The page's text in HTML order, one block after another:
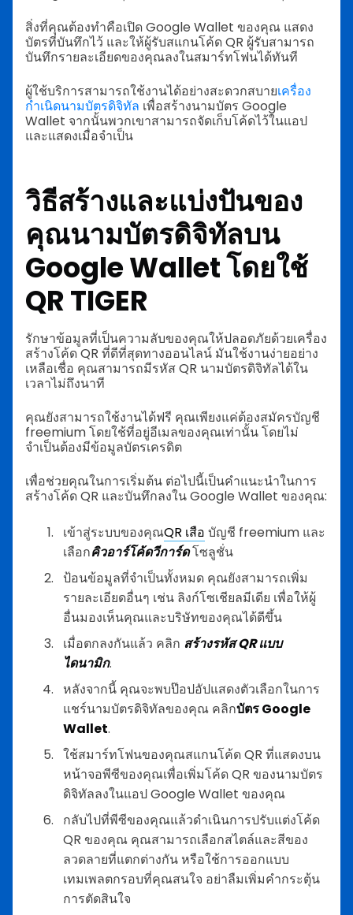
สิ่งที่คุณต้องทำคือเปิด Google Wallet ของคุณ แสดง
บัตรที่บันทึกไว้ และให้ผู้รับสแกนโค้ด QR ผู้รับสามารถ
บันทึกรายละเอียดของคุณลงในสมาร์ทโฟนได้ทันที
ผู้ใช้บริการสามารถใช้งานได้อย่างสะดวกสบายเครื่อง
กำเนิดนามบัตรดิจิทัล เพื่อสร้างนามบัตร Google
Wallet จากนั้นพวกเขาสามารถจัดเก็บโค้ดไว้ในแอป
และแสดงเมื่อจำเป็น
วิธีสร้างและแบ่งปันของ
คุณนามบัตรดิจิทัลบน
Google Walletโดยใช้
QR TIGER
รักษาข้อมูลที่เป็นความลับของคุณให้ปลอดภัยด้วยเครื่อง
สร้างโค้ด QR ที่ดีที่สุดทางออนไลน์ มันใช้งานง่ายอย่าง
เหลือเชื่อ คุณสามารถมีรหัส QR นามบัตรดิจิทัลได้ใน
เวลาไม่ถึงนาที
คุณยังสามารถใช้งานได้ฟรี คุณเพียงแค่ต้องสมัครบัญชี
freemium โดยใช้ที่อยู่อีเมลของคุณเท่านั้น โดยไม่
จำเป็นต้องมีข้อมูลบัตรเครดิต
เพื่อช่วยคุณในการเริ่มต้น ต่อไปนี้เป็นคำแนะนำในการ
สร้างโค้ด QR และบันทึกลงใน Google Wallet ของคุณ:
เข้าสู่ระบบของคุณQR เสือ บัญชี freemium และ
เลือกคิวอาร์โค้ดวีการ์ดโซลูชั่น
ป้อนข้อมูลที่จำเป็นทั้งหมด คุณยังสามารถเพิ่ม
รายละเอียดอื่นๆ เช่น ลิงก์โซเชียลมีเดีย เพื่อให้ผู้
อื่นมองเห็นคุณและบริษัทของคุณได้ดีขึ้น
เมื่อตกลงกันแล้ว คลิก สร้างรหัส QR แบบ
ไดนามิก.
หลังจากนี้ คุณจะพบป๊อปอัปแสดงตัวเลือกในการ
แชร์นามบัตรดิจิทัลของคุณ คลิกบัตร Google
Wallet.
ใช้สมาร์ทโฟนของคุณสแกนโค้ด QR ที่แสดงบน
หน้าจอพีซีของคุณเพื่อเพิ่มโค้ด QR ของนามบัตร
ดิจิทัลลงในแอป Google Wallet ของคุณ
กลับไปที่พีซีของคุณแล้วดำเนินการปรับแต่งโค้ด
QR ของคุณ คุณสามารถเลือกสไตล์และสีของ
ลวดลายที่แตกต่างกัน หรือใช้การออกแบบ
เทมเพลตกรอบที่คุณสนใจ อย่าลืมเพิ่มคำกระตุ้น
การตัดสินใจ